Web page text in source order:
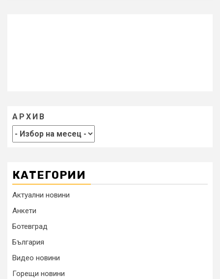
АРХИВ
КАТЕГОРИИ
Актуални новини
Анкети
Ботевград
България
Видео новини
Горещи новини